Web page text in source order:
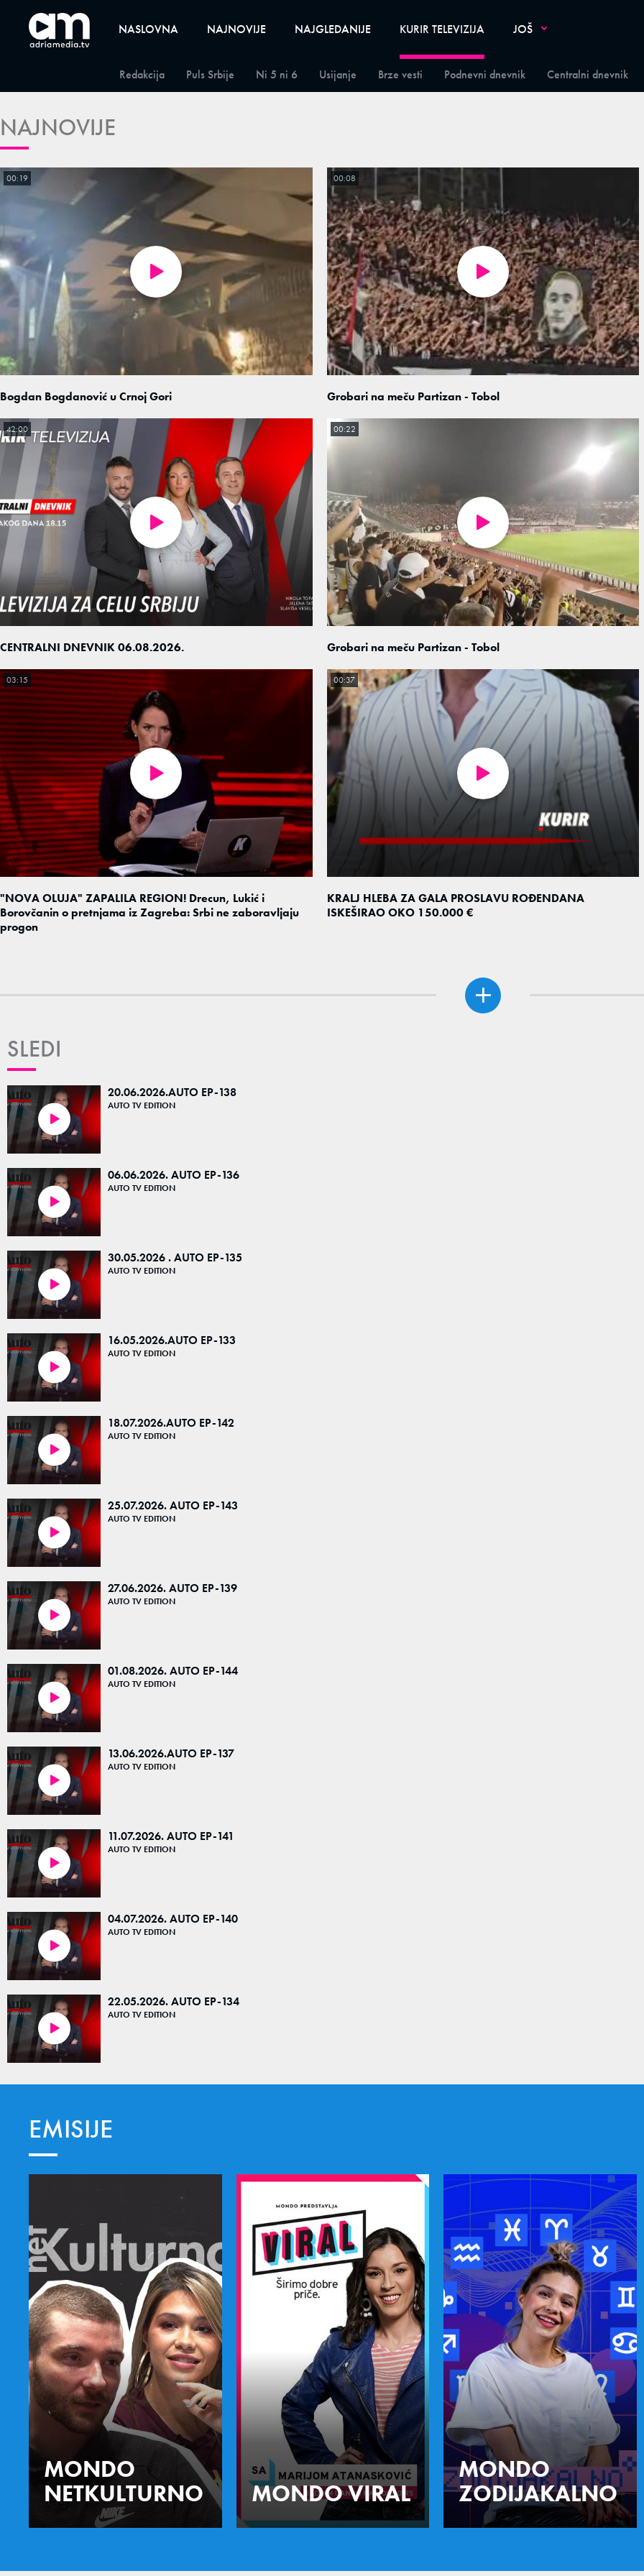
NASLOVNA NAJNOVIJE NAJGLEDANIJE KURIR TELEVIZIJA
Redakcija Puls Srbije Ni 5 ni 6 Usijanje Brze vesti Podnevni dnevnik Centralni dnevnik
JOŠ
NAJNOVIJE
Bogdan Bogdanović u Crnoj Gori
00:19
Grobari na meču Partizan - Tobol
00:08
CENTRALNI DNEVNIK 06.08.2026.
42:00
Grobari na meču Partizan - Tobol
00:22
"NOVA OLUJA" ZAPALILA REGION! Drecun, Lukić i
Borovčanin o pretnjama iz Zagreba: Srbi ne zaboravljaju
progon
03:15
KRALJ HLEBA ZA GALA PROSLAVU ROĐENDANA
ISKEŠIRAO OKO 150.000 €
00:37
SLEDI
20.06.2026.AUTO EP-138
AUTO TV EDITION
06.06.2026. AUTO EP-136
AUTO TV EDITION
30.05.2026 . AUTO EP-135
AUTO TV EDITION
16.05.2026.AUTO EP-133
AUTO TV EDITION
18.07.2026.AUTO EP-142
AUTO TV EDITION
25.07.2026. AUTO EP-143
AUTO TV EDITION
27.06.2026. AUTO EP-139
AUTO TV EDITION
01.08.2026. AUTO EP-144
AUTO TV EDITION
13.06.2026.AUTO EP-137
AUTO TV EDITION
11.07.2026. AUTO EP-141
AUTO TV EDITION
04.07.2026. AUTO EP-140
AUTO TV EDITION
22.05.2026. AUTO EP-134
AUTO TV EDITION
EMISIJE
MONDO
NETKULTURNO
MONDO VIRAL
MONDO
ZODIJAKALNO